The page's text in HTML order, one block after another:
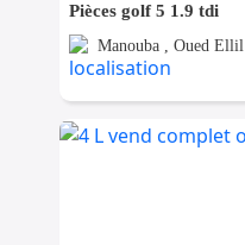
Pièces golf 5 1.9 tdi
Manouba , Oued Ellil